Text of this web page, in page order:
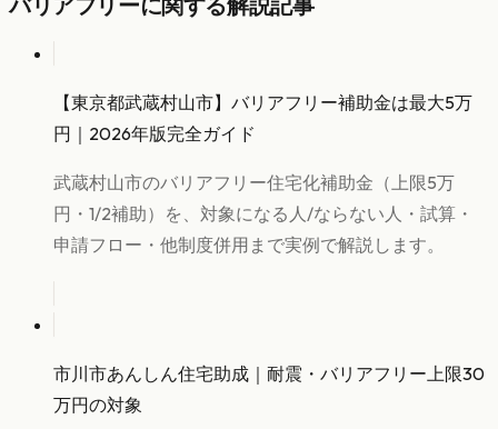
バリアフリーに関する解説記事
【東京都武蔵村山市】バリアフリー補助金は最大5万
円｜2026年版完全ガイド
武蔵村山市のバリアフリー住宅化補助金（上限5万
円・1/2補助）を、対象になる人/ならない人・試算・
申請フロー・他制度併用まで実例で解説します。
市川市あんしん住宅助成｜耐震・バリアフリー上限30
万円の対象